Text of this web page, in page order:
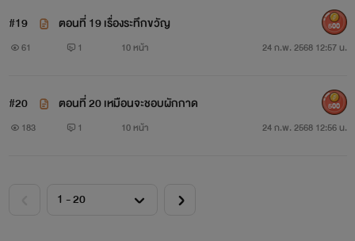
#19 ตอนที่ 19 เรื่องระทึกขวัญ
61 1 10 หน้า 24 ก.พ. 2568 12:57 น.
500
#20 ตอนที่ 20 เหมือนจะชอบผักกาด
183 1 10 หน้า 24 ก.พ. 2568 12:56 น.
500